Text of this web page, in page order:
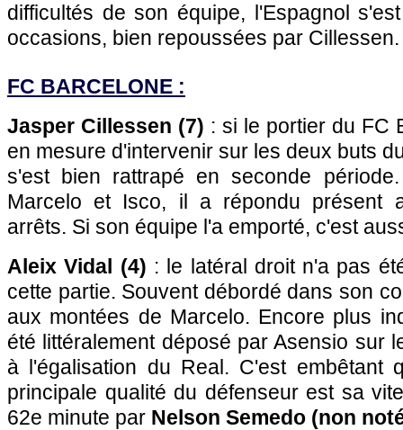
difficultés de son équipe, l'Espagnol
occasions, bien repoussées par Cillessen.
FC BARCELONE :
Jasper Cillessen (7) : si le portier du FC
en mesure d'intervenir sur les deux buts
s'est bien rattrapé en seconde
Marcelo et Isco, il a répondu présent
arrêts. Si son équipe l'a emporté, c'est
Aleix Vidal (4) : le latéral droit n'a pas
cette partie. Souvent débordé dans son
aux montées de Marcelo. Encore plus
été littéralement déposé par Asensio sur
à l'égalisation du Real. C'est embêtant
principale qualité du défenseur est sa
62e minute par Nelson Semedo (non